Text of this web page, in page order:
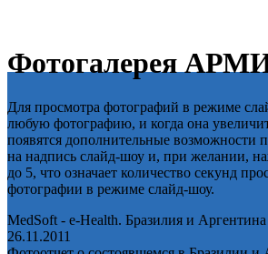
Фотогалерея
Для просмотра фотографий в режиме
любую фотографию, и когда она
появятся дополнительные возможности
на надпись слайд-шоу и, при желании,
до 5, что означает количество секунд
фотографии в режиме слайд-шоу.
MedSoft - e-Health. Бразилия и Аргентина
26.11.2011